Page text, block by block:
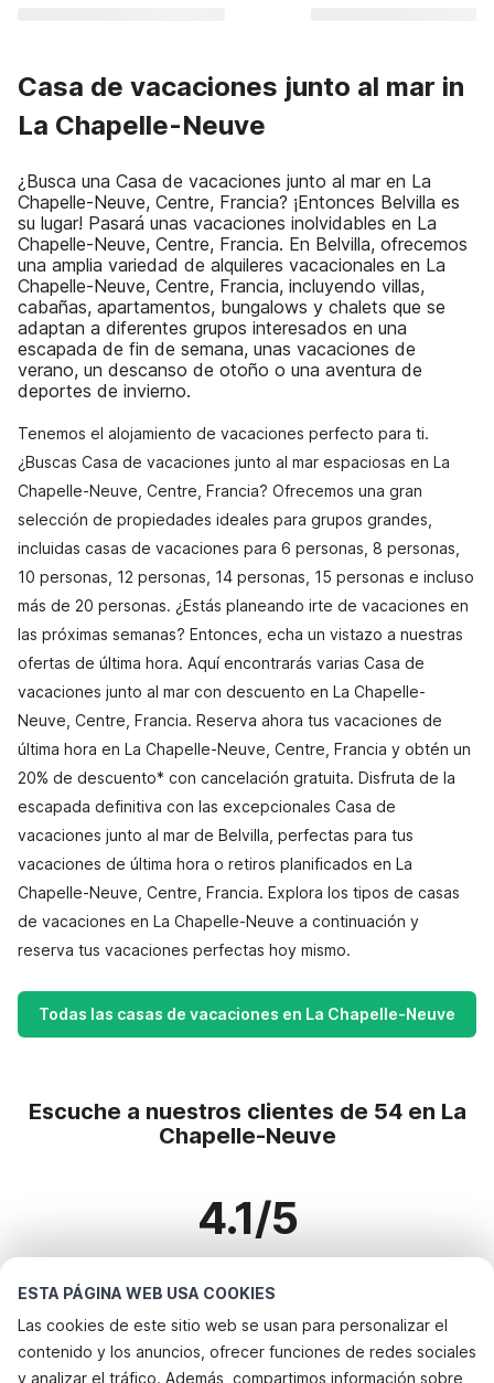
ESTA PÁGINA WEB USA COOKIES
Las cookies de este sitio web se usan para personalizar el
contenido y los anuncios, ofrecer funciones de redes sociales
y analizar el tráfico. Además, compartimos información sobre
Casa de vacaciones junto al mar in
La Chapelle-Neuve
¿Busca una Casa de vacaciones junto al mar en La
Chapelle-Neuve, Centre, Francia? ¡Entonces Belvilla es
su lugar! Pasará unas vacaciones inolvidables en La
Chapelle-Neuve, Centre, Francia. En Belvilla, ofrecemos
una amplia variedad de alquileres vacacionales en La
Chapelle-Neuve, Centre, Francia, incluyendo villas,
cabañas, apartamentos, bungalows y chalets que se
adaptan a diferentes grupos interesados en una
escapada de fin de semana, unas vacaciones de
verano, un descanso de otoño o una aventura de
deportes de invierno.
Tenemos el alojamiento de vacaciones perfecto para ti.
¿Buscas Casa de vacaciones junto al mar espaciosas en La
Chapelle-Neuve, Centre, Francia? Ofrecemos una gran
selección de propiedades ideales para grupos grandes,
incluidas casas de vacaciones para 6 personas, 8 personas,
10 personas, 12 personas, 14 personas, 15 personas e incluso
más de 20 personas. ¿Estás planeando irte de vacaciones en
las próximas semanas? Entonces, echa un vistazo a nuestras
ofertas de última hora. Aquí encontrarás varias Casa de
vacaciones junto al mar con descuento en La Chapelle-
Neuve, Centre, Francia. Reserva ahora tus vacaciones de
última hora en La Chapelle-Neuve, Centre, Francia y obtén un
20% de descuento* con cancelación gratuita. Disfruta de la
escapada definitiva con las excepcionales Casa de
vacaciones junto al mar de Belvilla, perfectas para tus
vacaciones de última hora o retiros planificados en La
Chapelle-Neuve, Centre, Francia. Explora los tipos de casas
de vacaciones en La Chapelle-Neuve a continuación y
reserva tus vacaciones perfectas hoy mismo.
Todas las casas de vacaciones en La Chapelle-Neuve
Escuche a nuestros clientes de 54 en La
Chapelle-Neuve
4.1/5
Destinos más populares para vacaciones